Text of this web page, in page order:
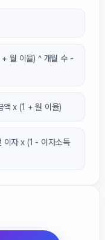
월 이율) ^ 개월 수 -
액 x (1 + 월 이율)
이자 x (1 - 이자소득